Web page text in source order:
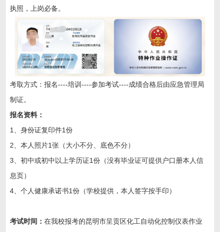
执照，上岗必备。
考取方式：报名----培训----参加考试----成绩合格后由应急管理局
制证。
报名资料：
1、身份证复印件1份
2、本人照片1张（大小不分、底色不分）
3、初中或初中以上学历证1份（没有毕业证可提供户口册本人信
息页）
4、个人健康承诺书1份（学校提供，本人签字按手印）
考试时间：在我校报考的昆明市呈贡区化工自动化控制仪表作业